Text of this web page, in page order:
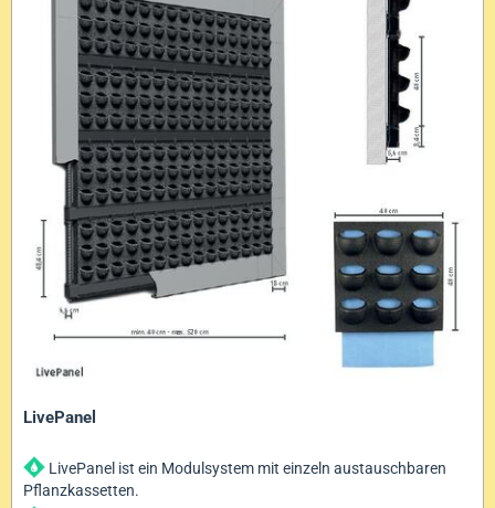
LivePanel
LivePanel ist ein Modulsystem mit einzeln austauschbaren
Pflanzkassetten.